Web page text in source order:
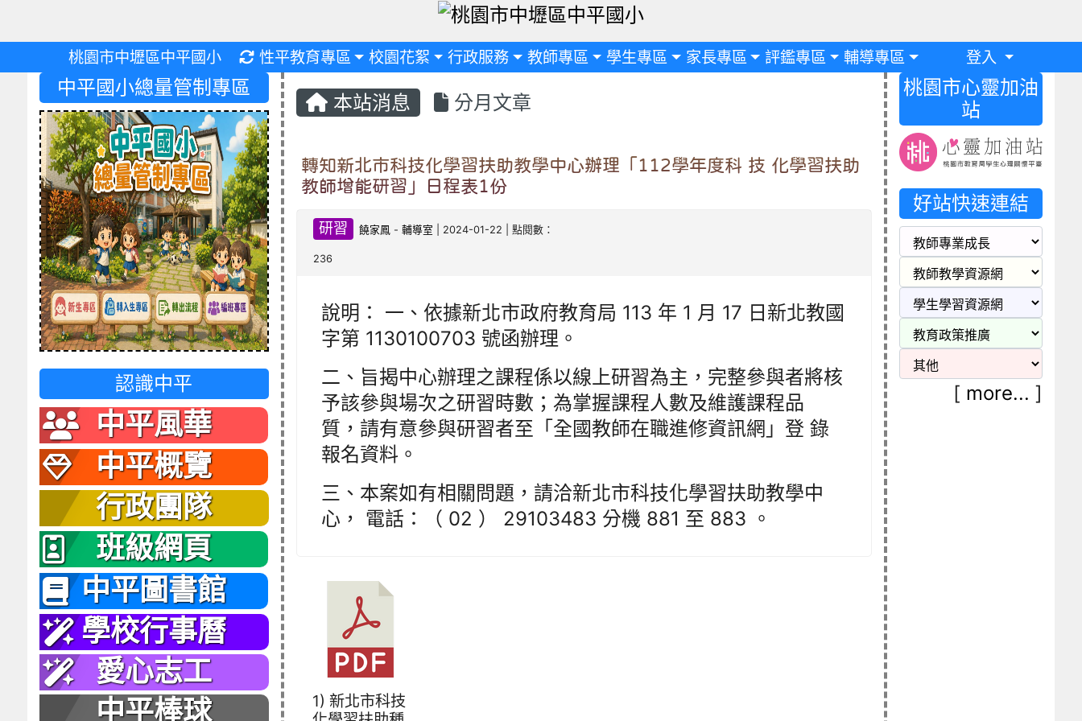
桃園市中壢區中平國小 重新取得佈景設定
性平教育專區 校園花絮 行政服務 教師專區 學生專區 家長專區 評鑑專區 輔導專區 登入
本站消息 分月文章
轉知新北市科技化學習扶助教學中心辦理「112學年度科 技 化學習扶助
教師增能研習」日程表1份
研習 饒家鳳 -輔導室 | 2024-01-22 | 點閱數：
236
說明： 一、依據新北市政府教育局 113 年 1 月 17 日新北教國
字第 1130100703 號函辦理。
二、旨揭中心辦理之課程係以線上研習為主，完整參與者將核
予該參與場次之研習時數；為掌握課程人數及維護課程品
質，請有意參與研習者至「全國教師在職進修資訊網」登 錄
報名資料。
三、本案如有相關問題，請洽新北市科技化學習扶助教學中
心， 電話：（ 02 ） 29103483 分機 881 至 883 。
1) 新北市科技
中平國小總量管制專區
認識中平
中平風華
中平概覽
行政團隊
班級網頁
中平圖書館
學校行事曆
愛心志工
中平棒球
桃園市心靈加油
站
好站快速連結
[ more... ]